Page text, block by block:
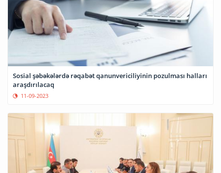
Sosial şəbəkələrdə rəqabət qanunvericiliyinin pozulması halları
araşdırılacaq
11-09-2023